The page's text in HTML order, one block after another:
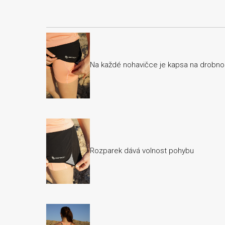
Na každé nohavičce je kapsa na
Rozparek dává volnost pohybu